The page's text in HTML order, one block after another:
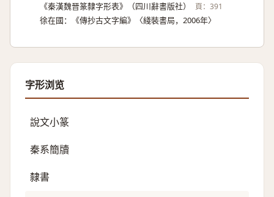
《秦漢魏晉篆隸字形表》（四川辭書版社） 頁：391
徐在國：《傳抄古文字編》〈綫裝書局，2006年〉
字形浏览
說文小篆
秦系簡牘
隸書